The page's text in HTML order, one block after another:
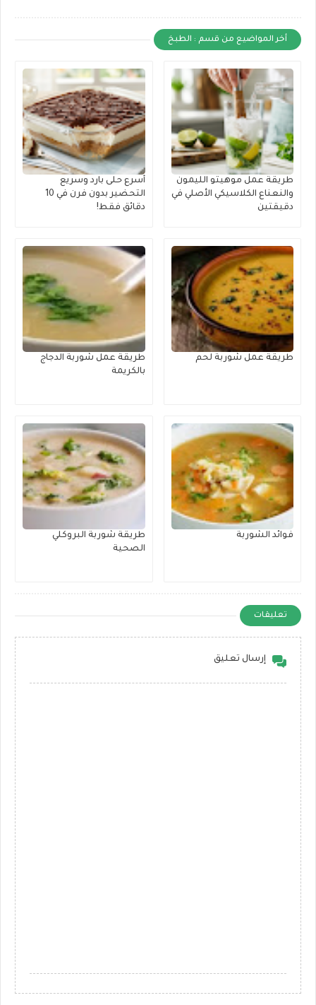
أخر المواضيع من قسم : الطبخ
طريقة عمل موهيتو الليمون
والنعناع الكلاسيكي الأصلي في
دقيقتين
أسرع حلى بارد وسريع
التحضير بدون فرن في 10
دقائق فقط!
طريقة عمل شوربة لحم
طريقة عمل شوربة الدجاج
بالكريمة
فوائد الشوربة
طريقة شوربة البروكلي
الصحية
تعليقات
إرسال تعليق